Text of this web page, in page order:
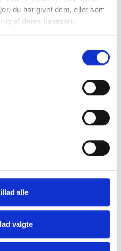
du har givet dem, eller som
af deres tjenester.
alle
valgte
Nyheder
Autocamper udstyr